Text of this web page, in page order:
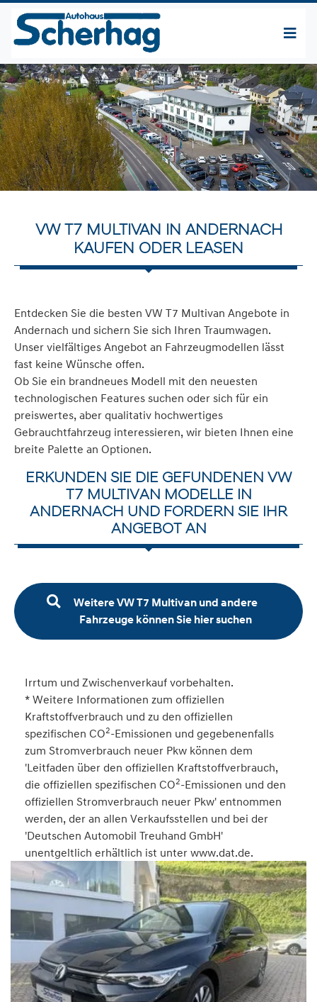
VW T7 MULTIVAN IN ANDERNACH
KAUFEN ODER LEASEN
Entdecken Sie die besten VW T7 Multivan Angebote in
Andernach und sichern Sie sich Ihren Traumwagen.
Unser vielfältiges Angebot an Fahrzeugmodellen lässt
fast keine Wünsche offen.
Ob Sie ein brandneues Modell mit den neuesten
technologischen Features suchen oder sich für ein
preiswertes, aber qualitativ hochwertiges
Gebrauchtfahrzeug interessieren, wir bieten Ihnen eine
breite Palette an Optionen.
ERKUNDEN SIE DIE GEFUNDENEN VW
T7 MULTIVAN MODELLE IN
ANDERNACH UND FORDERN SIE IHR
ANGEBOT AN
Weitere VW T7 Multivan und andere
Fahrzeuge können Sie hier suchen
Irrtum und Zwischenverkauf vorbehalten.
* Weitere Informationen zum offiziellen
Kraftstoffverbrauch und zu den offiziellen
spezifischen CO2-Emissionen und gegebenenfalls
zum Stromverbrauch neuer Pkw können dem
'Leitfaden über den offiziellen Kraftstoffverbrauch,
die offiziellen spezifischen CO2-Emissionen und den
offiziellen Stromverbrauch neuer Pkw' entnommen
werden, der an allen Verkaufsstellen und bei der
'Deutschen Automobil Treuhand GmbH'
unentgeltlich erhältlich ist unter www.dat.de.